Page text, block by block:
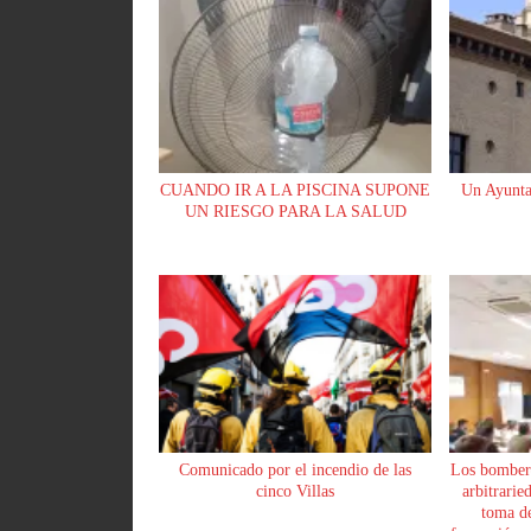
r
CUANDO IR A LA PISCINA SUPONE
UN RIESGO PARA LA SALUD
Un
Comunicado por el incendio de las
cinco Villas
Los
toma